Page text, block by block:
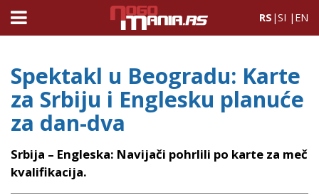
RS |SI | EN
Spektakl u Beogradu: Karte
za Srbiju i Englesku planuće
za dan-dva
Srbija – Engleska: Navijači pohrlili po karte za meč
kvalifikacija.